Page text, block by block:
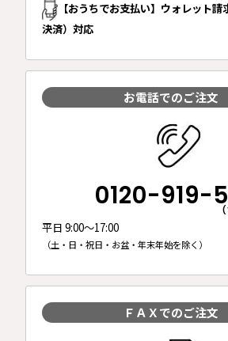
2023年7月14日
夏梅ソーダは、完売致しました。あり
2023年7月7日
お盆期間の配送についてはこちらをご
多数のご要望にお応えして「夏梅」を
夏梅は、完売致しました。ありがとう
2023年6月6日
本年の梅しごとキットは完売いたしまし
今年の梅酒の漬け込み作業が始まりま
2023年5月23日
【おうちでお支払い】ウォレット請
決済）対応
お電話でのご注文
0120-919- (
平日 9:00～17:00
（土・日・祝日・お盆・年末年始を除く）
ＦＡＸでのご注文